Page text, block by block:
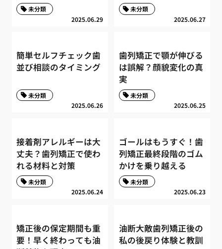
2025.06.29
未分類
2025.06.27
未分類
簡単セルフチェック歯
並び相談のタイミング
2025.06.26
未分類
歯列矯正で顎が伸びる
は誤解？顔貌変化の真
実
2025.06.25
未分類
接着剤アレルギーは大
丈夫？歯列矯正で使わ
れる材料と対策
2025.06.24
未分類
ゴールはもうすぐ！歯
列矯正最終段階のゴム
かけを乗り越える
2025.06.23
未分類
矯正後の保定期間も重
要！早く終わっても油
油断大敵歯列矯正後の
私の後戻り体験と教訓